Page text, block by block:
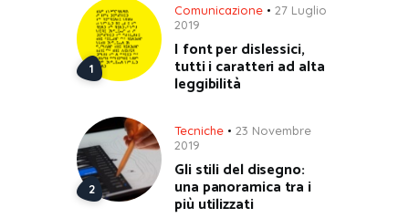
Comunicazione
27 Luglio
2019
I font per dislessici,
tutti i caratteri ad alta
leggibilità
Tecniche
23 Novembre
2019
Gli stili del disegno:
una panoramica tra i
più utilizzati